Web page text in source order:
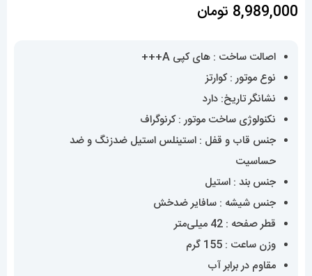
8,989,000 تومان
اصالت ساخت : های کپی A+++
نوع موتور : کوارتز
نشانگر تاریخ: دارد
نکنولوژی ساخت موتور : کرنوگراف
جنس قاب و قفل : استینلس استیل ضدزنگ و ضد
حساسیت
جنس بند : استیل
جنس شیشه : سافایر ضدخش
قطر صفحه : 42 میلی‌متر
وزن ساعت : 155 گرم
مقاوم در برابر آب